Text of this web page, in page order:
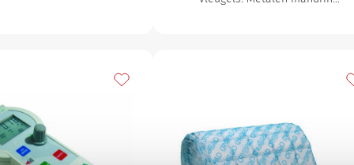
Toevoegen aan mijn favorieten